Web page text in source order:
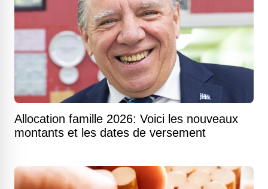
Allocation famille 2026: Voici les nouveaux
montants et les dates de versement